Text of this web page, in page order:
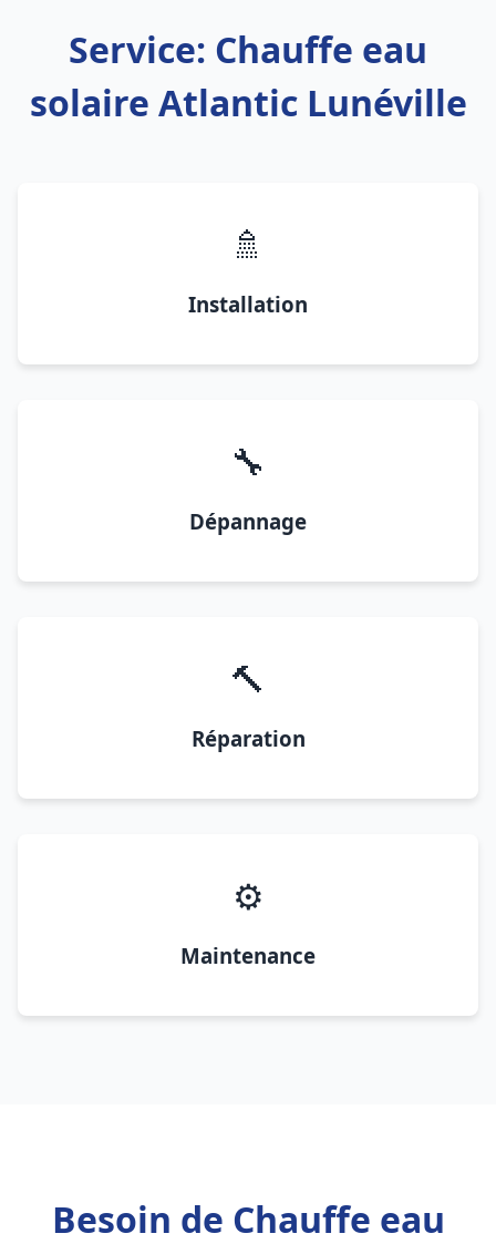
Service: Chauffe eau
solaire Atlantic Lunéville
🚿
Installation
🔧
Dépannage
🔨
Réparation
⚙️
Maintenance
Besoin de Chauffe eau